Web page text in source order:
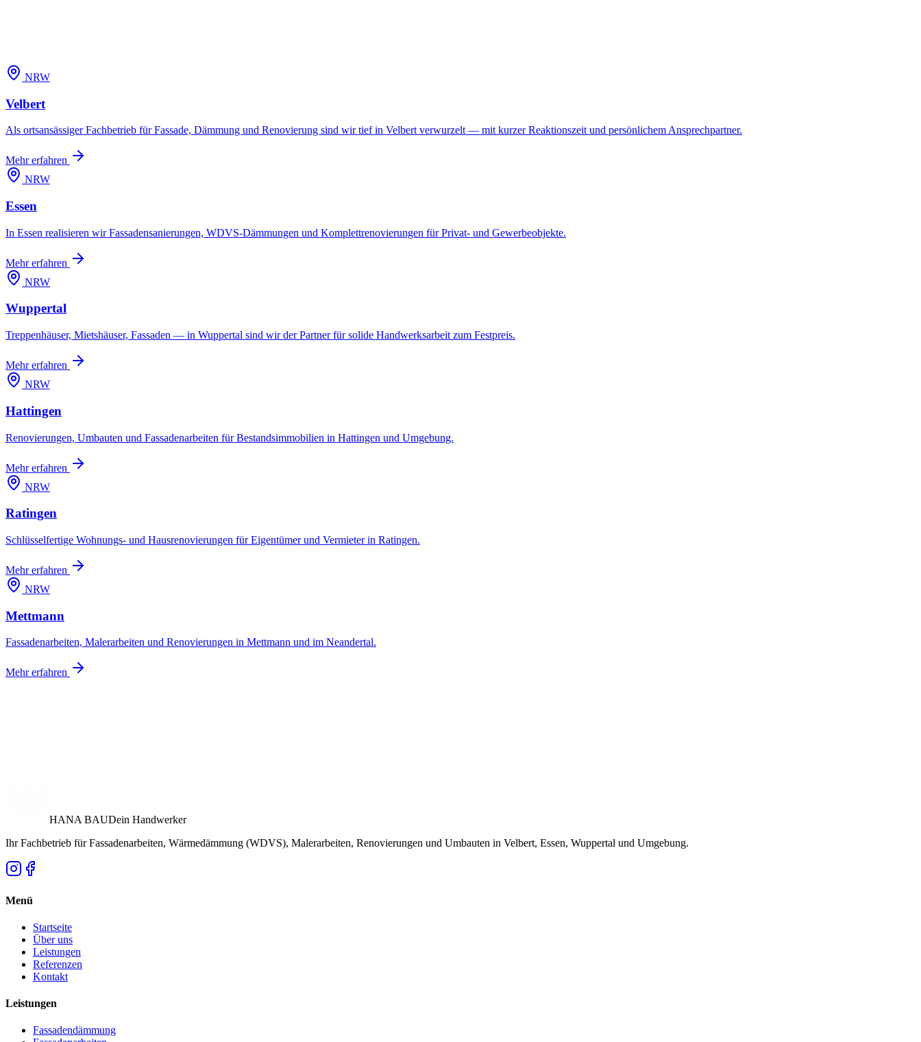
NRW
Velbert
Als ortsansässiger Fachbetrieb für Fassade, Dämmung und Renovierung sind wir tief in Velbert verwurzelt — mit kurzer Reaktionszeit und persönlichem Ansprechpartner.
Mehr erfahren
NRW
Essen
In Essen realisieren wir Fassadensanierungen, WDVS-Dämmungen und Komplettrenovierungen für Privat- und Gewerbeobjekte.
Mehr erfahren
NRW
Wuppertal
Treppenhäuser, Mietshäuser, Fassaden — in Wuppertal sind wir der Partner für solide Handwerksarbeit zum Festpreis.
Mehr erfahren
NRW
Hattingen
Renovierungen, Umbauten und Fassadenarbeiten für Bestandsimmobilien in Hattingen und Umgebung.
Mehr erfahren
NRW
Ratingen
Schlüsselfertige Wohnungs- und Hausrenovierungen für Eigentümer und Vermieter in Ratingen.
Mehr erfahren
NRW
Mettmann
Fassadenarbeiten, Malerarbeiten und Renovierungen in Mettmann und im Neandertal.
Mehr erfahren
HANA BAUDein Handwerker
Ihr Fachbetrieb für Fassadenarbeiten, Wärmedämmung (WDVS), Malerarbeiten, Renovierungen und Umbauten in Velbert, Essen, Wuppertal und Umgebung.
Menü
Startseite
Über uns
Leistungen
Referenzen
Kontakt
Leistungen
Fassadendämmung